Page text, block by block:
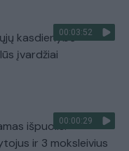
00:03:52
kasdienybė –
įvardžiai
00:00:29
išpuolis:
ir 3 moksleivius